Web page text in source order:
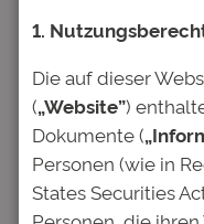
1.
Die auf dieser
(„Website”)
Dokumente (
Personen (wie in
States Securities